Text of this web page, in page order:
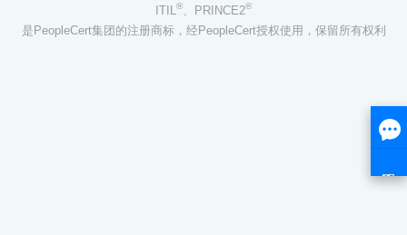
ITIL®、PRINCE2®
是PeopleCert集团的注册商标，经PeopleCert授权使用，保留所有权利